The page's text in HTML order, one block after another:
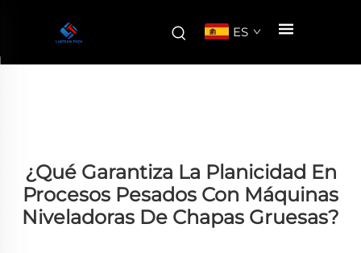
ES
¿Qué Garantiza La Planicidad En
Procesos Pesados Con Máquinas
Niveladoras De Chapas Gruesas?